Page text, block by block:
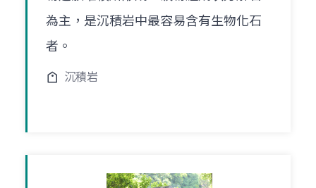
為主，是沉積岩中最容易含有生物化石
者。
沉積岩